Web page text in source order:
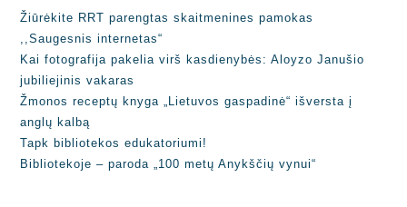
Žiūrėkite RRT parengtas skaitmenines pamokas
,,Saugesnis internetas“
Kai fotografija pakelia virš kasdienybės: Aloyzo Janušio
jubiliejinis vakaras
Žmonos receptų knyga „Lietuvos gaspadinė“ išversta į
anglų kalbą
Tapk bibliotekos edukatoriumi!
Bibliotekoje – paroda „100 metų Anykščių vynui“